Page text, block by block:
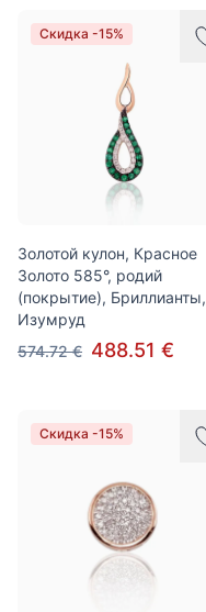
Скидка -15%
Золотой кулон, Красное
Золото 585°, родий
(покрытие), Бриллианты,
Изумруд
574.72 € 488.51 €
Скидка -15%